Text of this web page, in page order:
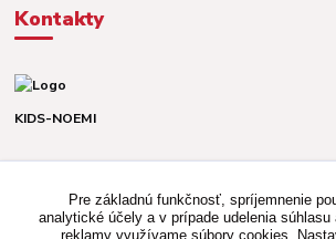
Kontakty
KIDS-NOEMI
(Po-Pia, 8-16 hod.)
Pre základnú funkčnosť, spríjemnenie
analytické účely a v prípade udelenia súhlasu
reklamy využívame súbory cookies.